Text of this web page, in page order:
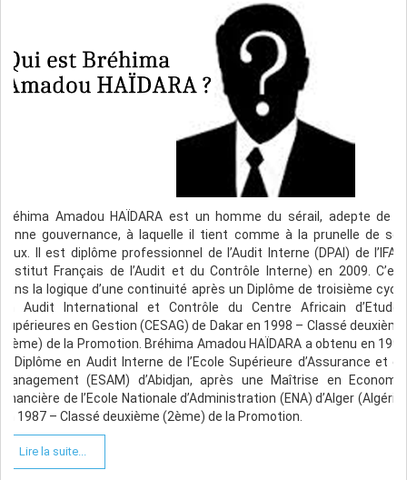
Bréhima Amadou HAÏDARA est un homme du sérail, adepte de la
bonne gouvernance, à laquelle il tient comme à la prunelle de ses
yeux. Il est diplôme professionnel de l’Audit Interne (DPAI) de l’IFACI
(Institut Français de l’Audit et du Contrôle Interne) en 2009. C’est
dans la logique d’une continuité après un Diplôme de troisième cycle
en Audit International et Contrôle du Centre Africain d’Etudes
Supérieures en Gestion (CESAG) de Dakar en 1998 – Classé deuxième
(2ème) de la Promotion. Bréhima Amadou HAÏDARA a obtenu en 1996
le Diplôme en Audit Interne de l’Ecole Supérieure d’Assurance et de
Management (ESAM) d’Abidjan, après une Maîtrise en Economie
Financière de l’Ecole Nationale d’Administration (ENA) d’Alger (Algérie)
en 1987 – Classé deuxième (2ème) de la Promotion.
Lire la suite...